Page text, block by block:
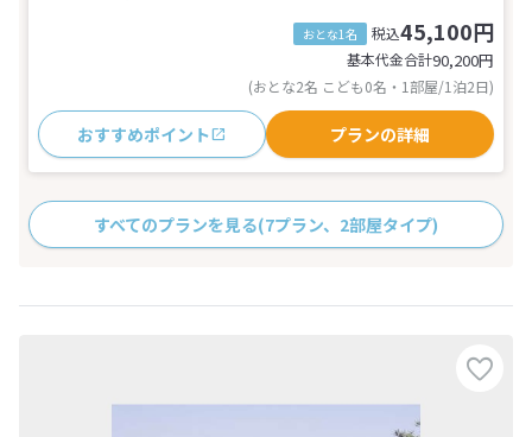
おとな1名 税込45,100円
基本代金合計90,200円
(おとな2名 こども0名・1部屋/1泊2日)
おすすめポイント プランの詳細
すべてのプランを見る(7プラン、2部屋タイプ)